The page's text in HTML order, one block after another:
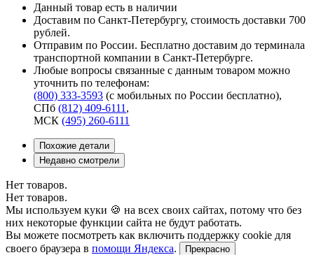
Данный товар есть в наличии
Доставим по Санкт-Петербургу, стоимость доставки 700
рублей.
Отправим по России. Бесплатно доставим до терминала
транспортной компании в Санкт-Петербурге.
Любые вопросы связанные с данным товаром можно
уточнить по телефонам:
(800) 333-3593 (с мобильных по России бесплатно),
СПб (812) 409-6111 ,
МСК (495) 260-6111
Похожие детали
Недавно смотрели
Нет товаров.
Нет товаров.
Мы используем куки 🍪 на всех своих сайтах, потому что без
них некоторые функции сайта не будут работать.
Вы можете посмотреть как включить поддержку cookie для
своего браузера в помощи Яндекса. Прекрасно